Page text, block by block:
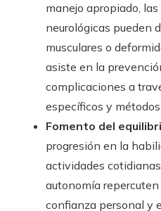
manejo apropiado,
neurológicas pueden
musculares o
asiste en la
complicaciones a
específicos y
Fomento del
progresión en la
actividades
autonomía
confianza personal y